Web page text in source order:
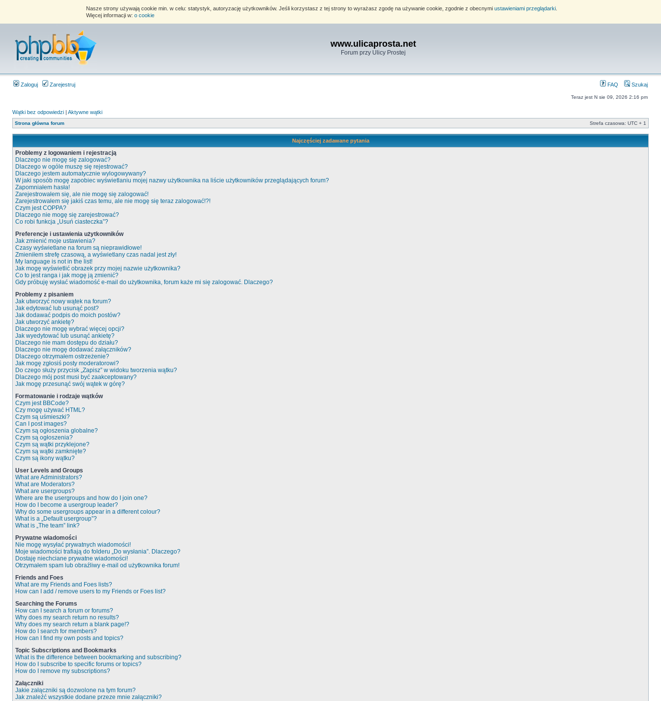
Nasze strony używają cookie min. w celu: statystyk, autoryzację użytkowników. Jeśli korzystasz z tej strony to wyrażasz zgodę na używanie cookie, zgodnie z obecnymi ustawieniami przeglądarki.
Więcej informacji w: o cookie
www.ulicaprosta.net
Forum przy Ulicy Prostej
Zaloguj Zarejestruj FAQ Szukaj
Teraz jest N sie 09, 2026 2:16 pm
Wątki bez odpowiedzi | Aktywne wątki
Strona główna forum Strefa czasowa: UTC + 1
Najczęściej zadawane pytania
Problemy z logowaniem i rejestracją
Dlaczego nie mogę się zalogować?
Dlaczego w ogóle muszę się rejestrować?
Dlaczego jestem automatycznie wylogowywany?
W jaki sposób mogę zapobiec wyświetlaniu mojej nazwy użytkownika na liście użytkowników przeglądających forum?
Zapomniałem hasła!
Zarejestrowałem się, ale nie mogę się zalogować!
Zarejestrowałem się jakiś czas temu, ale nie mogę się teraz zalogować!?!
Czym jest COPPA?
Dlaczego nie mogę się zarejestrować?
Co robi funkcja „Usuń ciasteczka”?
Preferencje i ustawienia użytkowników
Jak zmienić moje ustawienia?
Czasy wyświetlane na forum są nieprawidłowe!
Zmieniłem strefę czasową, a wyświetlany czas nadal jest zły!
My language is not in the list!
Jak mogę wyświetlić obrazek przy mojej nazwie użytkownika?
Co to jest ranga i jak mogę ją zmienić?
Gdy próbuję wysłać wiadomość e-mail do użytkownika, forum każe mi się zalogować. Dlaczego?
Problemy z pisaniem
Jak utworzyć nowy wątek na forum?
Jak edytować lub usunąć post?
Jak dodawać podpis do moich postów?
Jak utworzyć ankietę?
Dlaczego nie mogę wybrać więcej opcji?
Jak wyedytować lub usunąć ankietę?
Dlaczego nie mam dostępu do działu?
Dlaczego nie mogę dodawać załączników?
Dlaczego otrzymałem ostrzeżenie?
Jak mogę zgłosiś posty moderatorowi?
Do czego służy przycisk „Zapisz” w widoku tworzenia wątku?
Dlaczego mój post musi być zaakceptowany?
Jak mogę przesunąć swój wątek w górę?
Formatowanie i rodzaje wątków
Czym jest BBCode?
Czy mogę używać HTML?
Czym są uśmieszki?
Can I post images?
Czym są ogłoszenia globalne?
Czym są ogłoszenia?
Czym są wątki przyklejone?
Czym są wątki zamknięte?
Czym są ikony wątku?
User Levels and Groups
What are Administrators?
What are Moderators?
What are usergroups?
Where are the usergroups and how do I join one?
How do I become a usergroup leader?
Why do some usergroups appear in a different colour?
What is a „Default usergroup”?
What is „The team” link?
Prywatne wiadomości
Nie mogę wysyłać prywatnych wiadomości!
Moje wiadomości trafiają do folderu „Do wysłania”. Dlaczego?
Dostaję niechciane prywatne wiadomości!
Otrzymałem spam lub obraźliwy e-mail od użytkownika forum!
Friends and Foes
What are my Friends and Foes lists?
How can I add / remove users to my Friends or Foes list?
Searching the Forums
How can I search a forum or forums?
Why does my search return no results?
Why does my search return a blank page!?
How do I search for members?
How can I find my own posts and topics?
Topic Subscriptions and Bookmarks
What is the difference between bookmarking and subscribing?
How do I subscribe to specific forums or topics?
How do I remove my subscriptions?
Załączniki
Jakie załączniki są dozwolone na tym forum?
Jak znaleźć wszystkie dodane przeze mnie załączniki?